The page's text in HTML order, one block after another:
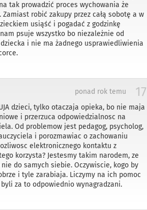
tak prowadzić proces wychowania że
robić zakupy przez całą sobotę a w
usiąść i pogadać z godzinkę
psuje wszystko bo niezależnie od
i nie ma żadnego usprawiedliwienia
17
ponad rok temu
dzieci, tylko otaczaja opieka, bo nie maja
i przerzuca odpowiedzialnosc na
Od problemow jest pedagog, psycholog,
i porozmawiac o zachowaniu
elektronicznego kontaktu z
korzysta? Jestesmy takim narodem, ze
do samych siebie. Oczywiscie, kogo by
i tyle zarabiaja. Liczymy na ich pomoc
za to odpowiednio wynagradzani.